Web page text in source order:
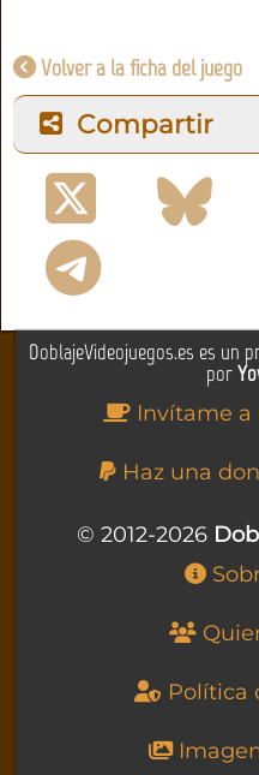
Volver a la ficha del juego
Compartir
DoblajeVideojuegos.es es un
por
Invítame a
Haz una
© 2012-2026
Política